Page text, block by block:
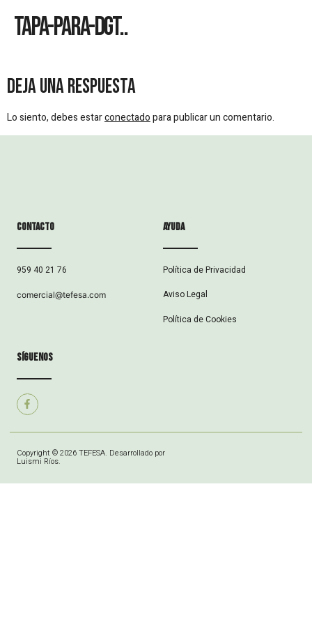
Tapa-Para-Dgt..
Deja una respuesta
Lo siento, debes estarconectadopara publicar un comentario.
Contacto
959 40 21 76
comercial@tefesa.com
ayuda
Política de Privacidad
Aviso Legal
Política de Cookies
síguenos
Copyright © 2026 TEFESA. Desarrollado por
Luismi Ríos.